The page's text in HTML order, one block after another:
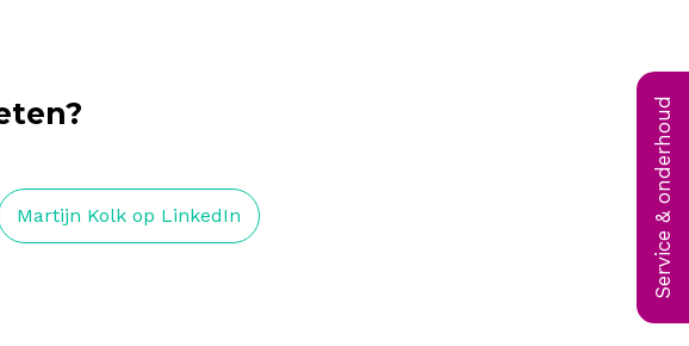
Service & onderhoud
Martijn Kolk op LinkedIn